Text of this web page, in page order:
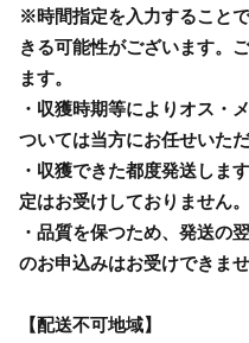
※時間指定を入力すること
きる可能性がございます。
ます。
・収獲時期等によりオス・
ついては当方にお任せいただ
・収獲できた都度発送しま
定はお受けしておりません。
・品質を保つため、発送の
のお申込みはお受けできませ
【配送不可地域】